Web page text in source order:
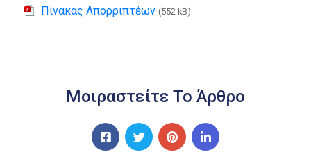
Πίνακας Απορριπτέων (552 kB)
Μοιραστείτε Το Άρθρο